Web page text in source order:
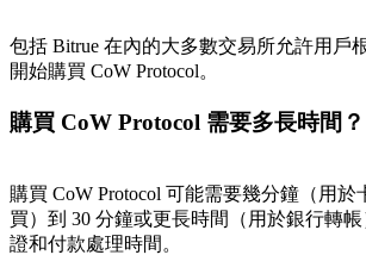
包括 Bitrue 在內的大多數交易所允許用戶
開始購買 CoW Protocol。
購買 CoW Protocol 需要多長時間？
購買 CoW Protocol 可能需要幾分鐘（用
買）到 30 分鐘或更長時間（用於銀行轉
證和付款處理時間。